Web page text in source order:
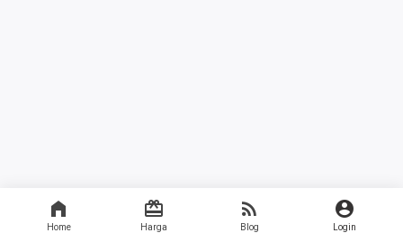
Home Harga Blog Login